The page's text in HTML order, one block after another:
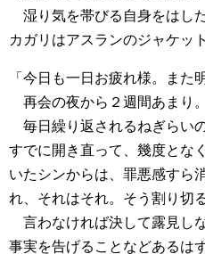
湿り気を帯びる自身をはし
カガリはアスランのジャケッ
「今日も一日お疲れ様。また
再会の夜から２週間あまり。
毎日繰り返されるねぎらいの
すでに開き直って、幾度とな
いたシンからは、罪悪感すら
れ、それはそれ。そう割り切
言わなければ決して露見し
事実を告げることなどあるは